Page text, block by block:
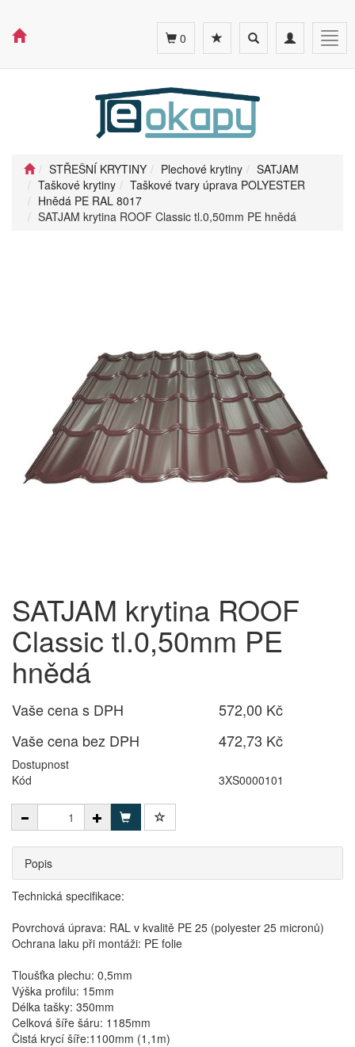
Toggle
navigation
Toggle
search
0
STŘEŠNÍ KRYTINY Plechové krytiny
SATJAM
Taškové krytiny
Taškové tvary úprava POLYESTER
Hnědá PE RAL 8017
SATJAM krytina ROOF Classic tl.0,50mm PE hnědá
SATJAM krytina ROOF
Classic tl.0,50mm PE
hnědá
Vaše cena s DPH
572,00 Kč
Vaše cena bez DPH
472,73 Kč
Dostupnost
Kód
3XS0000101
Popis
Technická specifikace:
Povrchová úprava: RAL v kvalitě PE 25 (polyester 25 micronů)
Ochrana laku při montáži: PE folie
Tloušťka plechu: 0,5mm
Výška profilu: 15mm
Délka tašky: 350mm
Celková šíře šáru: 1185mm
Čistá krycí šíře:1100mm (1,1m)